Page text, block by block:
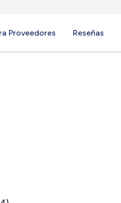
Proveedores Reseñas